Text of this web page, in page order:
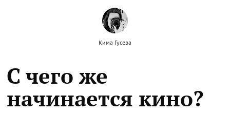
Кима Гусева
С чего же
начинается кино?